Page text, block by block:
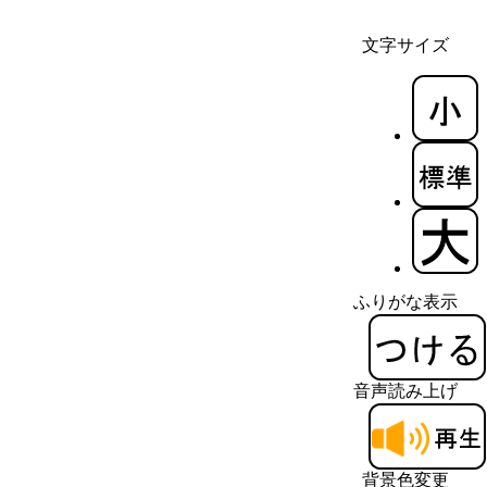
文字サイズ
ふりがな表示
音声読み上げ
背景色変更